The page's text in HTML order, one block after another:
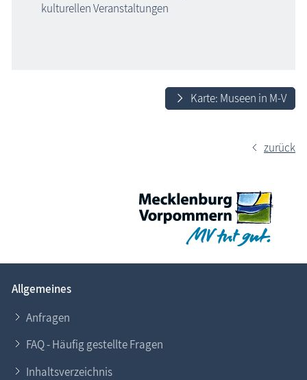
kulturellen Veranstaltungen
Karte: Museen in M-V
zurück
Allgemeines
Anfragen
FAQ - Häufig gestellte Fragen
Inhaltsverzeichnis